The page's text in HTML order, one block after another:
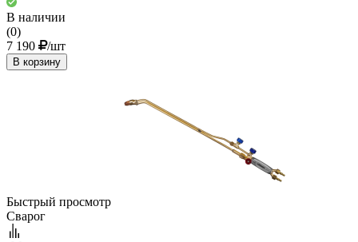
В наличии
(0)
7 190
/шт
В корзину
Быстрый просмотр
Сварог